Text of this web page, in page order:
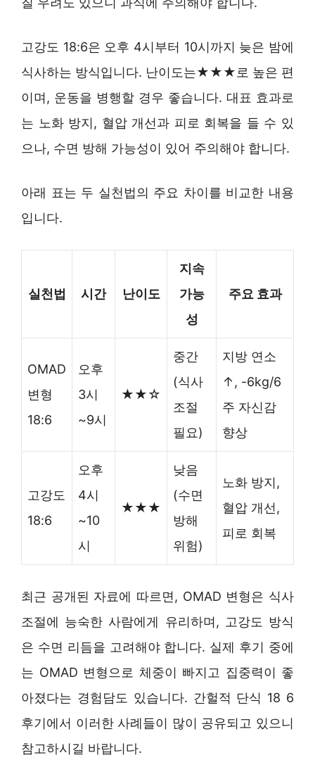
고강도 18:6은 오후 4시부터 10시까지 늦은 밤에
식사하는 방식입니다. 난이도는★★★로 높은 편
이며, 운동을 병행할 경우 좋습니다. 대표 효과로
는 노화 방지, 혈압 개선과 피로 회복을 들 수 있
으나, 수면 방해 가능성이 있어 주의해야 합니다.
아래 표는 두 실천법의 주요 차이를 비교한 내용
입니다.
실천법 시간 난이도
지속
가능
성
주요 효과
OMAD
변형
18:6
오후
3시
~9시
★★☆
중간
(식사
조절
필요)
지방 연소
↑, -6kg/6
주 자신감
향상
고강도
18:6
오후
4시
~10
시
★★★
낮음
(수면
방해
위험)
노화 방지,
혈압 개선,
피로 회복
최근 공개된 자료에 따르면, OMAD 변형은 식사
조절에 능숙한 사람에게 유리하며, 고강도 방식
은 수면 리듬을 고려해야 합니다. 실제 후기 중에
는 OMAD 변형으로 체중이 빠지고 집중력이 좋
아졌다는 경험담도 있습니다. 간헐적 단식 18 6
후기에서 이러한 사례들이 많이 공유되고 있으니
참고하시길 바랍니다.